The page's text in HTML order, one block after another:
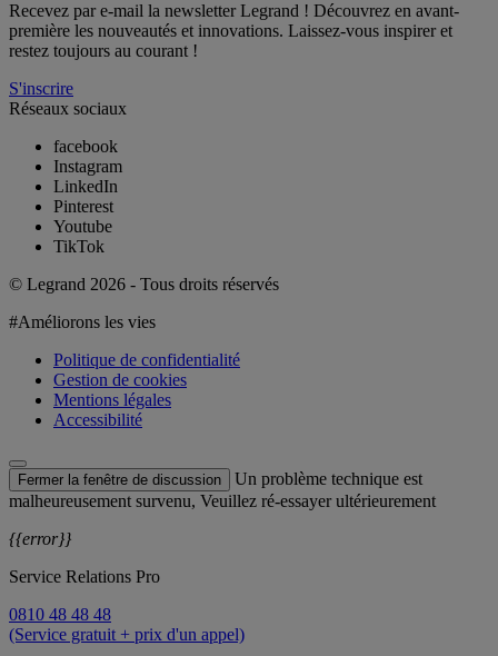
Recevez par e-mail la newsletter Legrand ! Découvrez en avant-
première les nouveautés et innovations. Laissez-vous inspirer et
restez toujours au courant !
S'inscrire
Réseaux sociaux
facebook
Instagram
LinkedIn
Pinterest
Youtube
TikTok
© Legrand 2026 - Tous droits réservés
#Améliorons les vies
Politique de confidentialité
Gestion de cookies
Mentions légales
Accessibilité
Fermer la fenêtre de discussion
Un problème technique est
malheureusement survenu, Veuillez ré-essayer ultérieurement
{{error}}
Service Relations Pro
0810 48 48 48
(Service gratuit + prix d'un appel)